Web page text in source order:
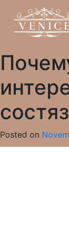
Posted on